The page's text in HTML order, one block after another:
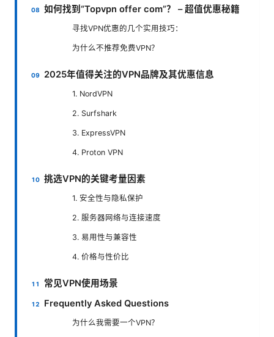
如何找到“Topvpn offer com”？ – 超值优惠秘籍
寻找VPN优惠的几个实用技巧：
为什么不推荐免费VPN？
2025年值得关注的VPN品牌及其优惠信息
1. NordVPN
2. Surfshark
3. ExpressVPN
4. Proton VPN
挑选VPN的关键考量因素
1. 安全性与隐私保护
2. 服务器网络与连接速度
3. 易用性与兼容性
4. 价格与性价比
常见VPN使用场景
Frequently Asked Questions
为什么我需要一个VPN？